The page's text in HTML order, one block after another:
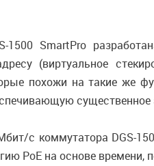
1500 SmartPro
(виртуальное
похожи на такие же
существенное
с коммутатора DGS-
PoE на основе